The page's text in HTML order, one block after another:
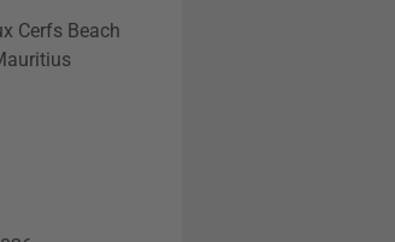
Cerfs Beach